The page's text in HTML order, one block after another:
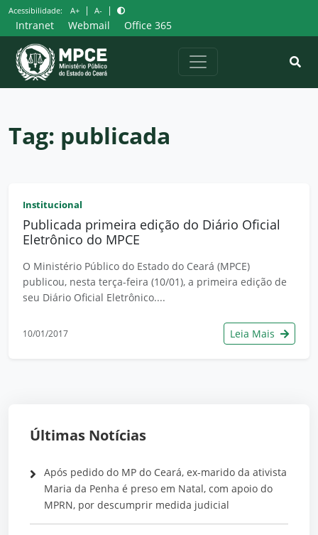
Pular
para
o
conteúdo
Acessibilidade: A+ | A- |
Intranet Webmail Office 365
Tag: publicada
Institucional
Publicada primeira edição do Diário Oficial
Eletrônico do MPCE
O Ministério Público do Estado do Ceará (MPCE)
publicou, nesta terça-feira (10/01), a primeira edição de
seu Diário Oficial Eletrônico....
10/01/2017 Leia Mais
Últimas Notícias
Após pedido do MP do Ceará, ex-marido da ativista
Maria da Penha é preso em Natal, com apoio do
MPRN, por descumprir medida judicial